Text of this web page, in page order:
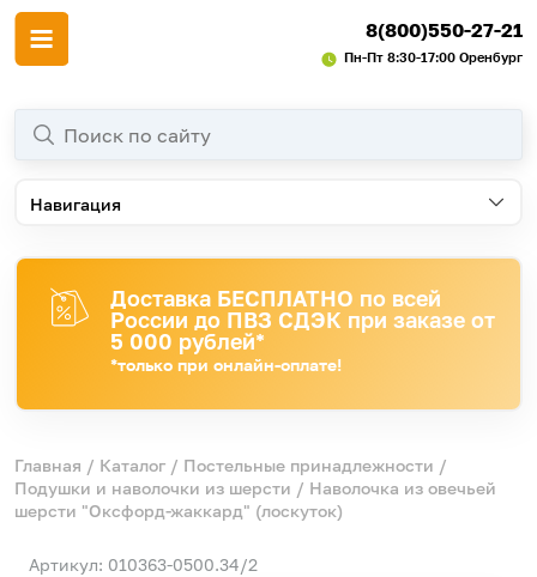
8(800)550-27-21
Пн-Пт 8:30-17:00 Оренбург
Навигация
Доставка БЕСПЛАТНО по всей
России до ПВЗ СДЭК при заказе от
5 000 рублей*
*только при онлайн-оплате!
Главная / Каталог / Постельные принадлежности /
Подушки и наволочки из шерсти / Наволочка из овечьей
шерсти "Оксфорд-жаккард" (лоскуток)
Артикул: 010363-0500.34/2